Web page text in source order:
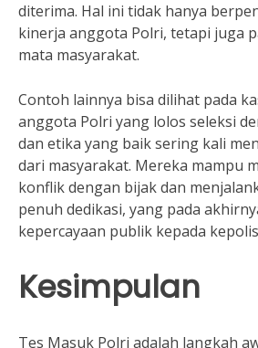
diterima. Hal ini tidak hanya
kinerja anggota Polri, tetapi juga
mata masyarakat.
Contoh lainnya bisa dilihat pada
anggota Polri yang lolos seleksi
dan etika yang baik sering kali
dari masyarakat. Mereka mampu
konflik dengan bijak dan
penuh dedikasi, yang pada
kepercayaan publik kepada
Kesimpulan
Tes Masuk Polri adalah langkah